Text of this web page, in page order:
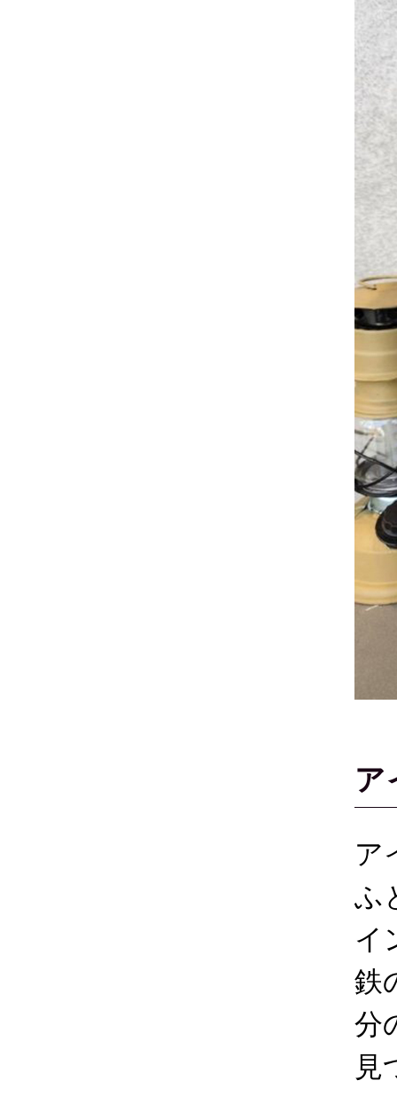
ア
ア
ふ
イ
鉄
分
見